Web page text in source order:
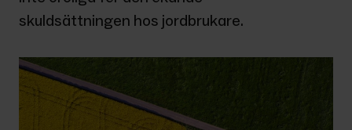
skuldsättningen hos jordbrukare.